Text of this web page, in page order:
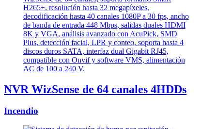
NVR WizSense de 64 canales 4HDDs
Incendio